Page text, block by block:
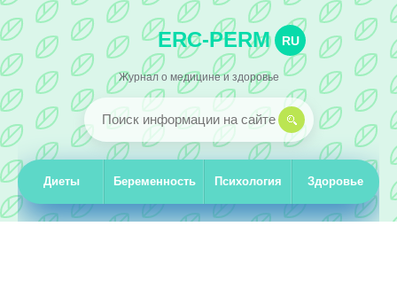
ERC-PERM RU
Журнал о медицине и здоровье
Диеты Беременность Психология Здоровье